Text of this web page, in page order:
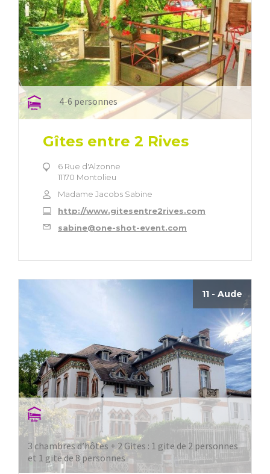
4-6 personnes
Gîtes entre 2 Rives
6 Rue d'Alzonne
11170 Montolieu
Madame Jacobs Sabine
http://www.gitesentre2rives.com
sabine@one-shot-event.com
11 - Aude
3 chambres d’hôtes + 2 Gites : 1 gite de 2 personnes
et 1 gite de 8 personnes